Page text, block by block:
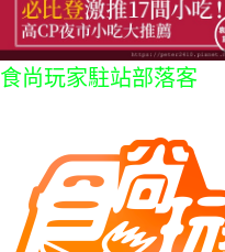
食尚玩家駐站部落客